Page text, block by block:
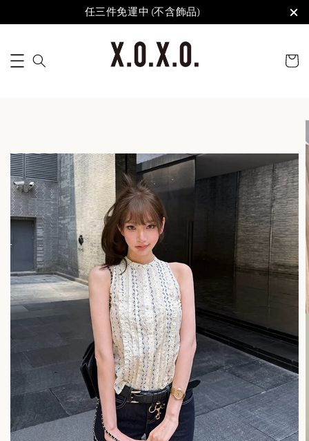
任三件免運中 (不含飾品)